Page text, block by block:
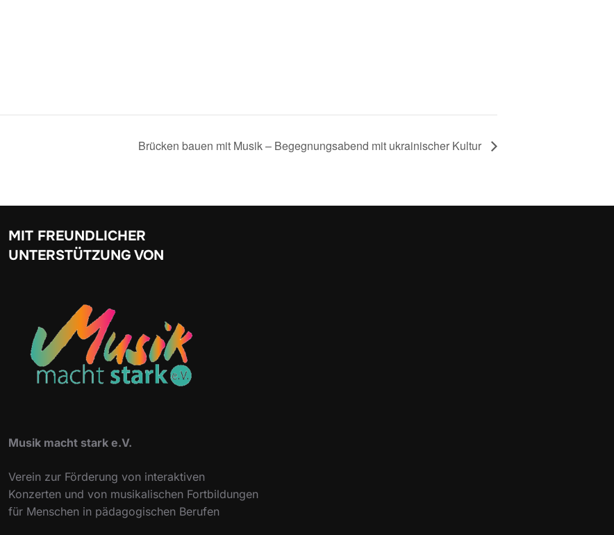
Brücken bauen mit Musik – Begegnungsabend mit ukrainischer Kultur
MIT FREUNDLICHER
UNTERSTÜTZUNG VON
Musik macht stark e.V.
Verein zur Förderung von interaktiven
Konzerten und von musikalischen Fortbildungen
für Menschen in pädagogischen Berufen